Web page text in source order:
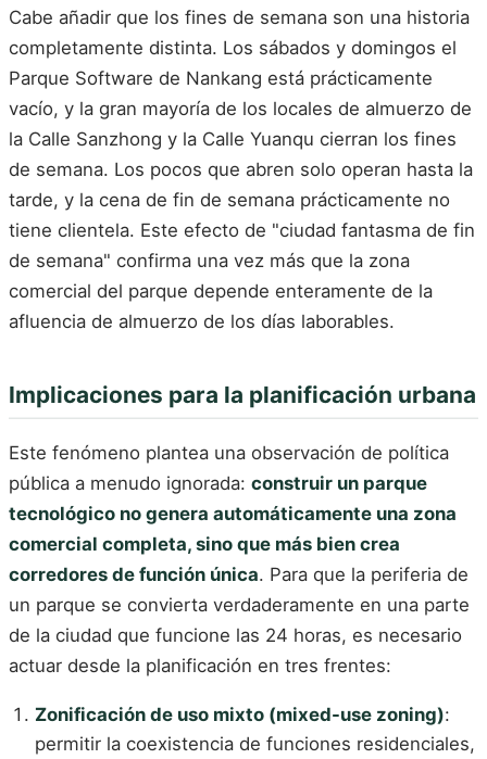
Cabe añadir que los fines de semana son una historia
completamente distinta. Los sábados y domingos el
Parque Software de Nankang está prácticamente
vacío, y la gran mayoría de los locales de almuerzo de
la Calle Sanzhong y la Calle Yuanqu cierran los fines
de semana. Los pocos que abren solo operan hasta la
tarde, y la cena de fin de semana prácticamente no
tiene clientela. Este efecto de "ciudad fantasma de fin
de semana" confirma una vez más que la zona
comercial del parque depende enteramente de la
afluencia de almuerzo de los días laborables.
Implicaciones para la planificación urbana
Este fenómeno plantea una observación de política
pública a menudo ignorada: construir un parque
tecnológico no genera automáticamente una zona
comercial completa, sino que más bien crea
corredores de función única. Para que la periferia de
un parque se convierta verdaderamente en una parte
de la ciudad que funcione las 24 horas, es necesario
actuar desde la planificación en tres frentes:
Zonificación de uso mixto (mixed-use zoning):
permitir la coexistencia de funciones residenciales,